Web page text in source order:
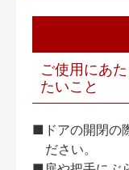
ご使用にあ
たいこと
■ドアの開閉の
ださい。